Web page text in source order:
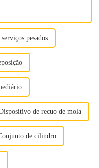
pesados
de recuo de mola
de cilindro